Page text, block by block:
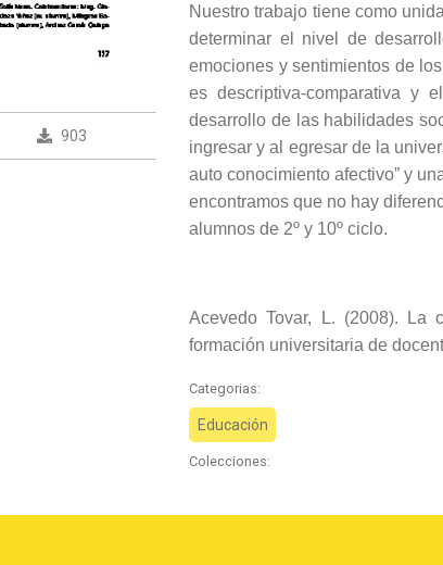
903
Nuestro trabajo tiene como
determinar el nivel de
emociones y sentimientos de
es descriptiva-comparativa y
desarrollo de las habilidades
ingresar y al egresar de la
auto conocimiento afectivo” y
encontramos que no hay
alumnos de 2º y 10º ciclo.
Acevedo Tovar, L. (2008). La
formación universitaria de
Categorias:
Educación
Colecciones: